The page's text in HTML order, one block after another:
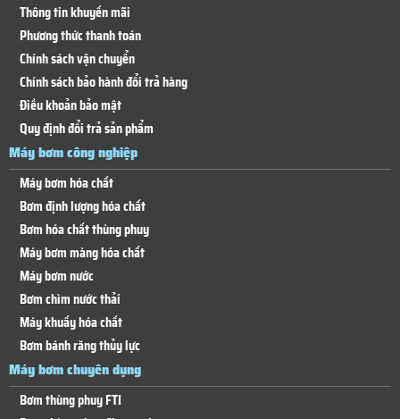
Thông tin khuyến mãi
Phương thức thanh toán
Chính sách vận chuyển
Chính sách bảo hành đổi trả hàng
Điều khoản bảo mật
Quy định đổi trả sản phẩm
Máy bơm công nghiệp
Máy bơm hóa chất
Bơm định lượng hóa chất
Bơm hóa chất thùng phuy
Máy bơm màng hóa chất
Máy bơm nước
Bơm chìm nước thải
Máy khuấy hóa chất
Bơm bánh răng thủy lực
Máy bơm chuyên dụng
Bơm thùng phuy FTI